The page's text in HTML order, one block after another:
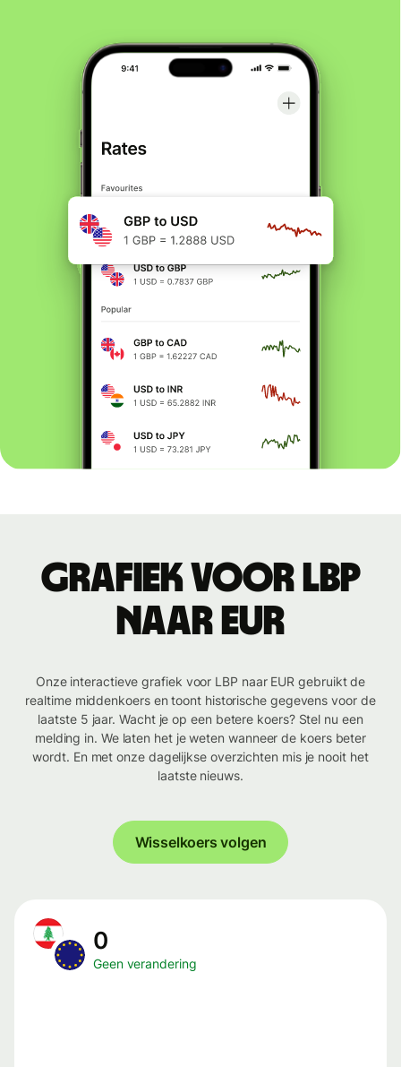
Grafiek voor LBP
naar EUR
Onze interactieve grafiek voor LBP naar EUR gebruikt de
realtime middenkoers en toont historische gegevens voor de
laatste 5 jaar. Wacht je op een betere koers? Stel nu een
melding in. We laten het je weten wanneer de koers beter
wordt. En met onze dagelijkse overzichten mis je nooit het
laatste nieuws.
Wisselkoers volgen
0
Geen verandering